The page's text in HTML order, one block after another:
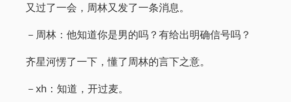
又过了一会，周林又发了一条消息。
－周林：他知道你是男的吗？有给出明确信号吗？
齐星河愣了一下，懂了周林的言下之意。
－xh：知道，开过麦。